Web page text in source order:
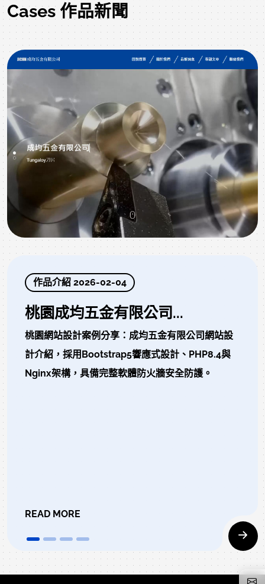
Cases 作品新聞
作品介紹 2026-02-04
桃園成均五金有限公司...
桃園網站設計案例分享：成均五金有限公司網站設
計介紹，採用Bootstrap5響應式設計、PHP8.4與
Nginx架構，具備完整軟體防火牆安全防護。
READ MORE